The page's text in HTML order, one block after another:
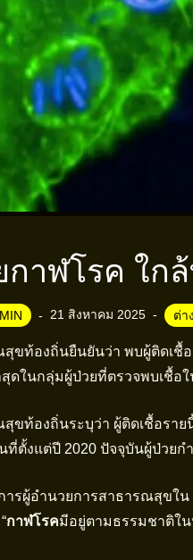
าฬโรค ใก
21 สิงหาคม 2025 ต่า
สุขท้องถิ่นยืนยันว่า พบผู้ติดเชื้อ
ดในกลุ่มผู้ป่วยที่ตรวจพบเชื้อ
ขท้องถิ่นระบุว่า ผู้ติดเชื้อรา
ที่ตั้งแต่ปี 2020 ปัจจุบันผู้ป่วย
ารผู้อำนวยการสาธารณสุขใ
กาฬโรคมีอยู่ตามธรรมชาติใ